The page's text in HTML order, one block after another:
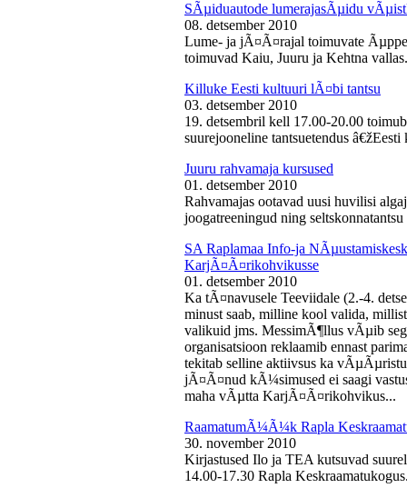
SÃµiduautode lumerajasÃµidu
08. detsember 2010
Lume- ja jÃ¤Ã¤rajal toimuvate
toimuvad Kaiu, Juuru ja Kehtna
Killuke Eesti kultuuri lÃ¤bi tantsu
03. detsember 2010
19. detsembril kell 17.00-20.00
suurejooneline tantsuetendus
Juuru rahvamaja kursused
01. detsember 2010
Rahvamajas ootavad uusi huvilisi
joogatreeningud ning seltskonnatantsu
SA Raplamaa Info-ja
KarjÃ¤Ã¤rikohvikusse
01. detsember 2010
Ka tÃ¤navusele Teeviidale (2.-4.
minust saab, milline kool valida,
valikuid jms. MessimÃ¶llus vÃµib
organisatsioon reklaamib ennast
tekitab selline aktiivsus ka
jÃ¤Ã¤nud kÃ¼simused ei saagi
maha vÃµtta KarjÃ¤Ã¤rikohvikus...
RaamatumÃ¼Ã¼k Rapla
30. november 2010
Kirjastused Ilo ja TEA kutsuvad
14.00-17.30 Rapla